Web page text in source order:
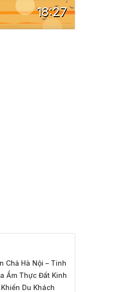
18:27
Chả Hà Nội – Tinh
Ẩm Thực Đất Kinh
Khiến Du Khách